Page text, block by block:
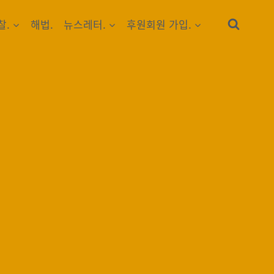
. 해법. 뉴스레터. 후원회원 가입.